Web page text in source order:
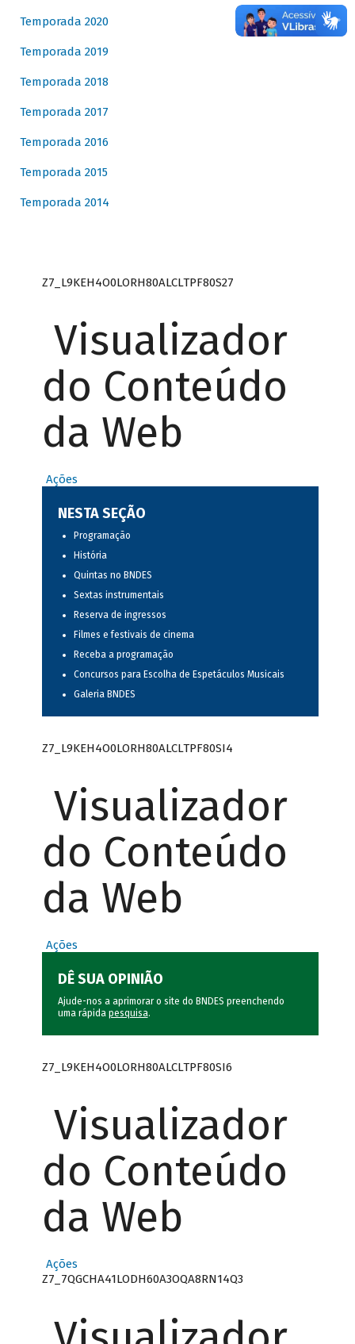
Temporada 2020
Temporada 2019
Temporada 2018
Temporada 2017
Temporada 2016
Temporada 2015
Temporada 2014
Z7_L9KEH4O0LORH80ALCLTPF80S27
Visualizador
do Conteúdo
da Web
Ações
NESTA SEÇÃO
Programação
História
Quintas no BNDES
Sextas instrumentais
Reserva de ingressos
Filmes e festivais de cinema
Receba a programação
Concursos para Escolha de Espetáculos Musicais
Galeria BNDES
Z7_L9KEH4O0LORH80ALCLTPF80SI4
Visualizador
do Conteúdo
da Web
Ações
DÊ SUA OPINIÃO
Ajude-nos a aprimorar o site do BNDES preenchendo
uma rápida pesquisa.
Z7_L9KEH4O0LORH80ALCLTPF80SI6
Visualizador
do Conteúdo
da Web
Ações
Z7_7QGCHA41LODH60A3OQA8RN14Q3